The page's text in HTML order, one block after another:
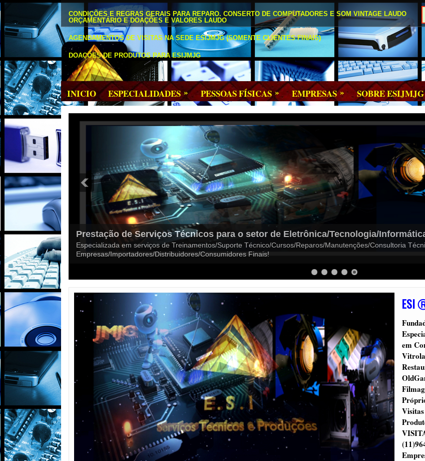
CONDIÇÕES E REGRAS GERAIS PARA REPARO. CONSERTO DE COMPUTADORES E SOM VINTAGE LAUDO
ORÇAMENTÁRIO E DOAÇÕES E VALORES LAUDO
AGENDAMENTOS DE VISITAS NA SEDE ESIJMJG (SOMENTE CLIENTES FINAIS)
DOAÇÕES DE PRODUTOS PARA ESIJMJG
INICIO ESPECIALIDADES » PESSOAS FÍSICAS » EMPRESAS » SOBRE ESIJMJG
Restauração de Vitrolas/Toca-Discos/Amplificadores/Receivers 70/80!
Empresa Referência no Setor com Incríveis Restaurações de Som Vintage, com Laboratório Próprio e
Analógico+Digital com Exclusividade!Aqui falta de Peças Originais tem uma excelente opção de restauração!
ESI
em